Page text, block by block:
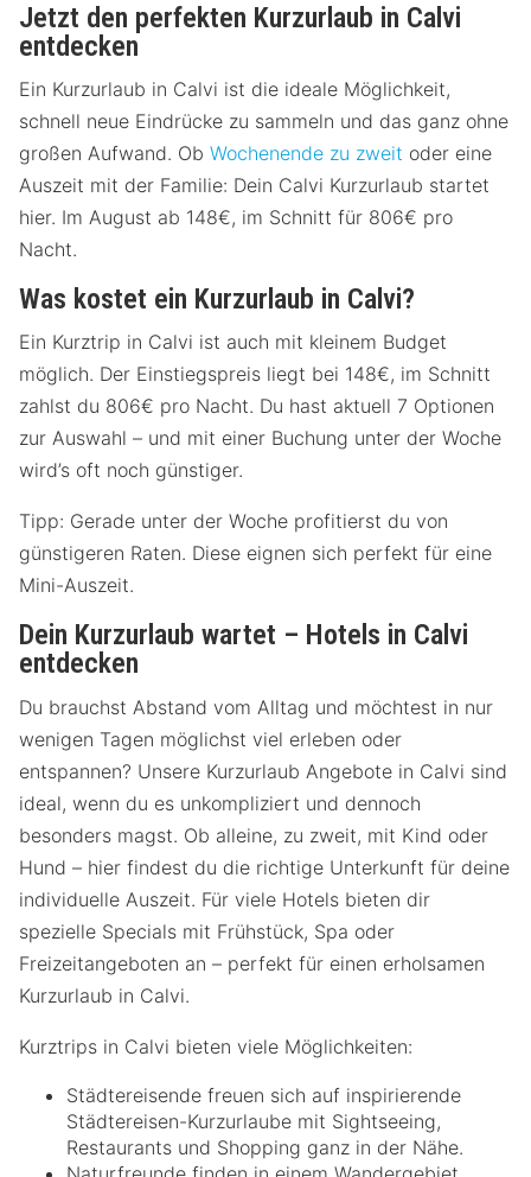
Jetzt den perfekten Kurzurlaub in Calvi
entdecken
Ein Kurzurlaub in Calvi ist die ideale Möglichkeit,
schnell neue Eindrücke zu sammeln und das ganz ohne
großen Aufwand. Ob Wochenende zu zweit oder eine
Auszeit mit der Familie: Dein Calvi Kurzurlaub startet
hier. Im August ab 148€, im Schnitt für 806€ pro
Nacht.
Was kostet ein Kurzurlaub in Calvi?
Ein Kurztrip in Calvi ist auch mit kleinem Budget
möglich. Der Einstiegspreis liegt bei 148€, im Schnitt
zahlst du 806€ pro Nacht. Du hast aktuell 7 Optionen
zur Auswahl – und mit einer Buchung unter der Woche
wird’s oft noch günstiger.
Tipp: Gerade unter der Woche profitierst du von
günstigeren Raten. Diese eignen sich perfekt für eine
Mini-Auszeit.
Dein Kurzurlaub wartet – Hotels in Calvi
entdecken
Du brauchst Abstand vom Alltag und möchtest in nur
wenigen Tagen möglichst viel erleben oder
entspannen? Unsere Kurzurlaub Angebote in Calvi sind
ideal, wenn du es unkompliziert und dennoch
besonders magst. Ob alleine, zu zweit, mit Kind oder
Hund – hier findest du die richtige Unterkunft für deine
individuelle Auszeit. Für viele Hotels bieten dir
spezielle Specials mit Frühstück, Spa oder
Freizeitangeboten an – perfekt für einen erholsamen
Kurzurlaub in Calvi.
Kurztrips in Calvi bieten viele Möglichkeiten:
Städtereisende freuen sich auf inspirierende
Städtereisen-Kurzurlaube mit Sightseeing,
Restaurants und Shopping ganz in der Nähe.